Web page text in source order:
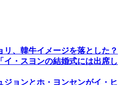
リ、韓牛イメージを落とした？
イ・スヨンの結婚式には出席し
ジョンとホ・ヨンセンがイ・ヒ